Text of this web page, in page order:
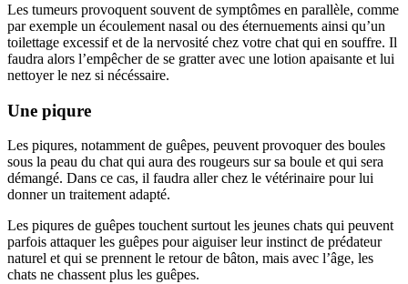
Les tumeurs provoquent souvent de symptômes en parallèle, comme
par exemple un écoulement nasal ou des éternuements ainsi qu’un
toilettage excessif et de la nervosité chez votre chat qui en souffre. Il
faudra alors l’empêcher de se gratter avec une lotion apaisante et lui
nettoyer le nez si nécéssaire.
Une piqure
Les piqures, notamment de guêpes, peuvent provoquer des boules
sous la peau du chat qui aura des rougeurs sur sa boule et qui sera
démangé. Dans ce cas, il faudra aller chez le vétérinaire pour lui
donner un traitement adapté.
Les piqures de guêpes touchent surtout les jeunes chats qui peuvent
parfois attaquer les guêpes pour aiguiser leur instinct de prédateur
naturel et qui se prennent le retour de bâton, mais avec l’âge, les
chats ne chassent plus les guêpes.